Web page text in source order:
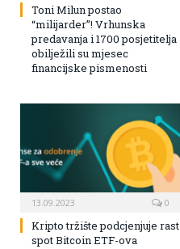
Toni Milun postao
“milijarder”! Vrhunska
predavanja i 1700 posjetitelja
obilježili su mjesec
financijske pismenosti
13.09.2023 0
Kripto tržište podcjenjuje rast
spot Bitcoin ETF-ova